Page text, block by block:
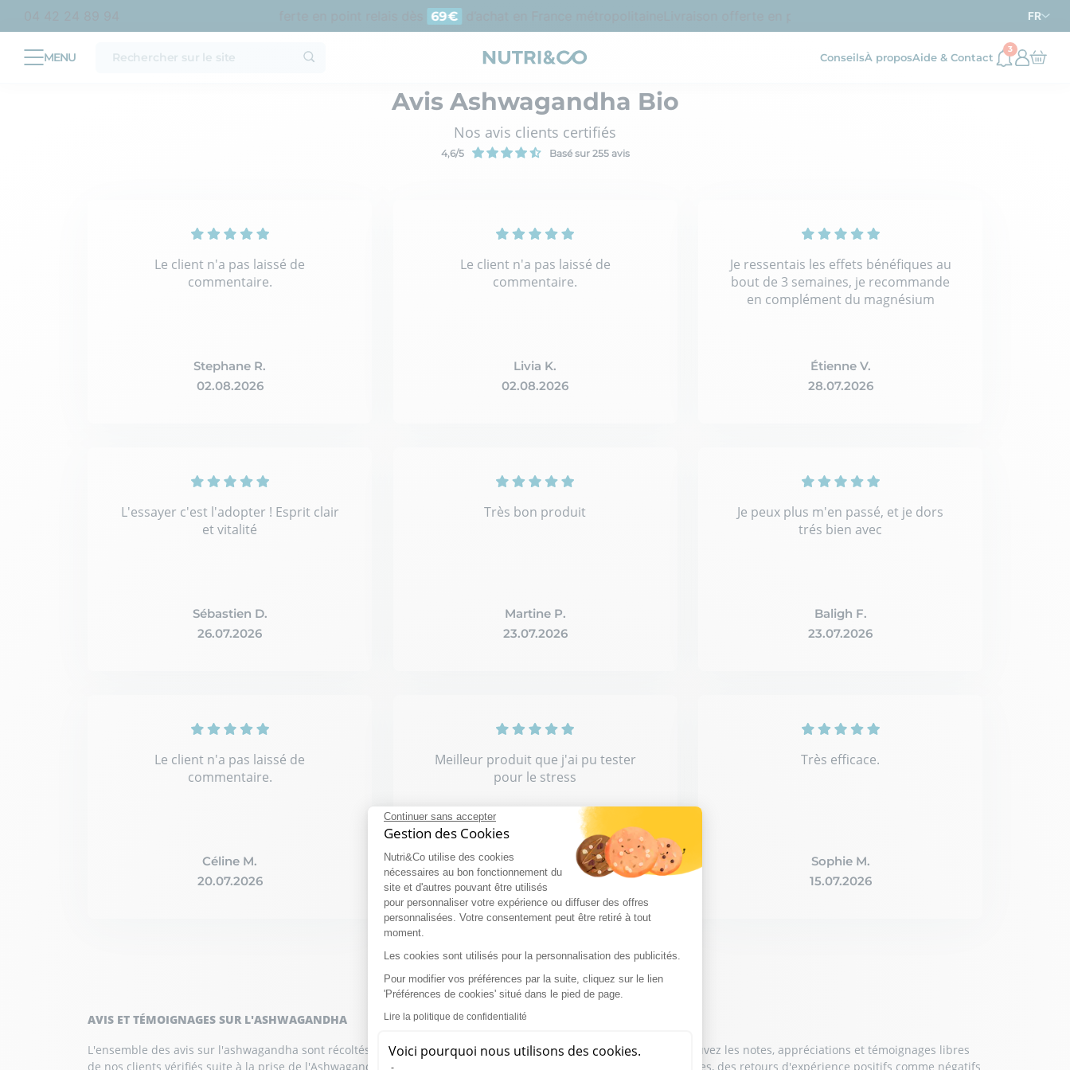
Continuer sans accepter
Gestion des Cookies
Nutri&Co utilise des cookies
nécessaires au bon fonctionnement du
site et d'autres pouvant être utilisés
pour personnaliser votre expérience ou diffuser des offres
personnalisées. Votre consentement peut être retiré à tout
moment.
Les cookies sont utilisés pour la personnalisation des publicités.
Pour modifier vos préférences par la suite, cliquez sur le lien
'Préférences de cookies' situé dans le pied de page.
Lire la politique de confidentialité
Voici pourquoi nous utilisons des cookies.
69€ d’achat en France métropolitaine d’achat en France FR
ConseilsÀ proposAide & Contact
3
Avis Ashwagandha Bio
Nos avis clients certifiés
4,6/5 Basé sur 255 avis
Le client n'a pas laissé de
commentaire.
Stephane R.
02.08.2026
Le client n'a pas laissé de
commentaire.
Livia K.
02.08.2026
Je ressentais les effets bénéfiques au
bout de 3 semaines, je recommande
en complément du magnésium
Étienne V.
28.07.2026
L'essayer c'est l'adopter ! Esprit clair
et vitalité
Sébastien D.
26.07.2026
Très bon produit
Martine P.
23.07.2026
Je peux plus m'en passé, et je dors
trés bien avec
Baligh F.
23.07.2026
Le client n'a pas laissé de
commentaire.
Céline M.
20.07.2026
Meilleur produit que j'ai pu tester
pour le stress
Chloé G.
20.07.2026
Très efficace.
Sophie M.
15.07.2026
Voir plus
AVIS ET TÉMOIGNAGES SUR L'ASHWAGANDHA
L'ensemble des avis sur l'ashwagandha sont récoltés et certifiés par un service indépendant et transparent. Retrouvez les notes, appréciations et témoignages libres
de nos clients vérifiés suite à la prise de l'Ashwagandha Nutri&Co. Des avis sur la cure d'ashwagandha authentiques, des retours d'expérience positifs comme négatifs